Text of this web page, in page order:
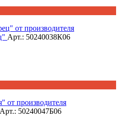
Арт.: 50240038К06
Арт.: 50240047Б06